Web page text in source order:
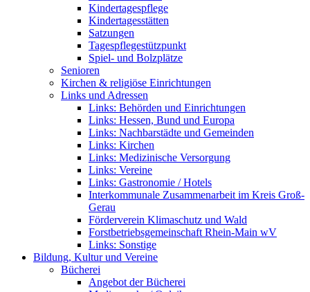
Kindertagespflege
Kindertagesstätten
Satzungen
Tagespflegestützpunkt
Spiel- und Bolzplätze
Senioren
Kirchen & religiöse Einrichtungen
Links und Adressen
Links: Behörden und Einrichtungen
Links: Hessen, Bund und Europa
Links: Nachbarstädte und Gemeinden
Links: Kirchen
Links: Medizinische Versorgung
Links: Vereine
Links: Gastronomie / Hotels
Interkommunale Zusammenarbeit im Kreis Groß-
Gerau
Förderverein Klimaschutz und Wald
Forstbetriebsgemeinschaft Rhein-Main wV
Links: Sonstige
Bildung, Kultur und Vereine
Bücherei
Angebot der Bücherei